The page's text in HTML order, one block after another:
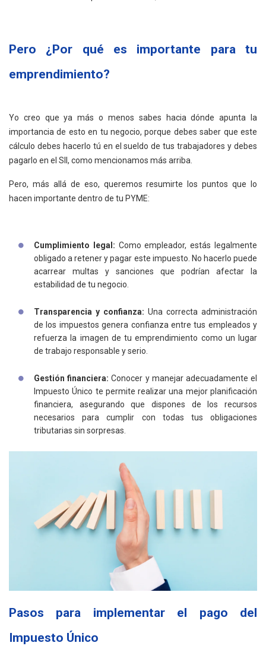
Pero ¿Por qué es importante para tu
emprendimiento?
Yo creo que ya más o menos sabes hacia dónde apunta la
importancia de esto en tu negocio, porque debes saber que este
cálculo debes hacerlo tú en el sueldo de tus trabajadores y debes
pagarlo en el SII, como mencionamos más arriba.
Pero, más allá de eso, queremos resumirte los puntos que lo
hacen importante dentro de tu PYME:
Cumplimiento legal: Como empleador, estás legalmente
obligado a retener y pagar este impuesto. No hacerlo puede
acarrear multas y sanciones que podrían afectar la
estabilidad de tu negocio.
Transparencia y confianza: Una correcta administración
de los impuestos genera confianza entre tus empleados y
refuerza la imagen de tu emprendimiento como un lugar
de trabajo responsable y serio.
Gestión financiera: Conocer y manejar adecuadamente el
Impuesto Único te permite realizar una mejor planificación
financiera, asegurando que dispones de los recursos
necesarios para cumplir con todas tus obligaciones
tributarias sin sorpresas.
Pasos para implementar el pago del
Impuesto Único